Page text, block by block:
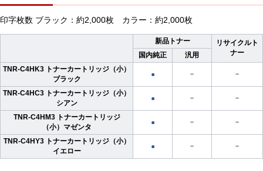
印字枚数 ブラック：約2,000枚 カラー：約2,000枚
新品トナー
リサイクルト
ナー
国内純正
汎用
TNR-C4HK3 トナーカートリッジ（小）
ブラック
● － －
TNR-C4HC3 トナーカートリッジ（小）
シアン
● － －
TNR-C4HM3 トナーカートリッジ
（小）マゼンタ
● － －
TNR-C4HY3 トナーカートリッジ（小）
イエロー
● － －